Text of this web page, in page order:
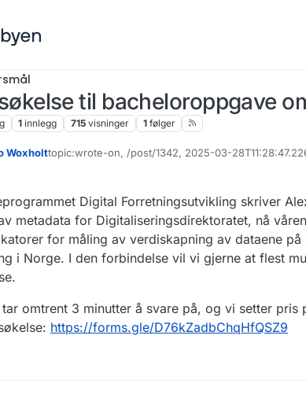
til bacheloroppgave
1 innlegg 715 visninger 1 følger
Woxholttopic:wrote-on, /post/1342, 2025-03-
Sist endret av
Digital Forretningsutvikling skriver
metadata for Digitaliseringsdirektoratet, nå
for måling av verdiskapning av dataene
i Norge. I den forbindelse vil vi gjerne at flest
omtrent 3 minutter å svare på, og vi setter pris
https://forms.gle/D76kZadbChqHfQSZ9